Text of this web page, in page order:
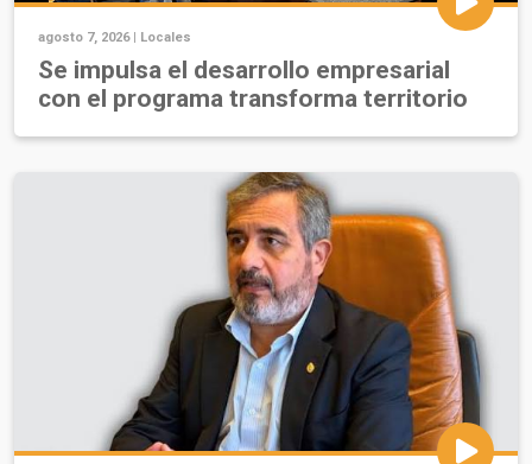
agosto 7, 2026 | Locales
Se impulsa el desarrollo empresarial
con el programa transforma territorio